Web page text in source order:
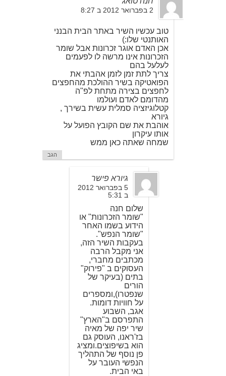
2 בפברואר 2012 ב 8:27
טוב עכשיו השיר באתר הבית הבנני
האותנטי שלו:)
אכן האדם אוגר זכרונות אבל שומר
הזכרונות אינו מרשה לו לפעמים
לעלעל בהם
צריך לתת זמן לזמן אהבתי את
הפואטיקה בשיר ההולכת מהחפצים
לחפצים בצירה מתחת לפ"ה
מהדומם לאדם ועולמו
קטלוגיזציה סמלית עשית בשירך ,
גיורא
אוהבת את שם הקובץ הפועל על
אותו עיקרון
שמחה שאתה כאן ממש
הגב
גיורא פישר
5 בפברואר 2012
ב 5:31
שלום חנה
"שומר הזכרונות" או
הידוע בשמו האחר
"שומר הנפש".
בעקבות השיר הזה,
אני מקבל הרבה
מכתבים מחברי,
העסוקים ב "פירוק"
בתים (בעיקר של
הורים
שנפטרו),ומספרים
על חוויות דומות.
אגב, השבוע
התפרסם ב"הארץ"
שיר יפה של מאיה
בז'ראנו, העוסק גם
הוא בשיפוצים.ומציג
פן נוסף של התהליך
הנפשי העובר על
באי הבית.